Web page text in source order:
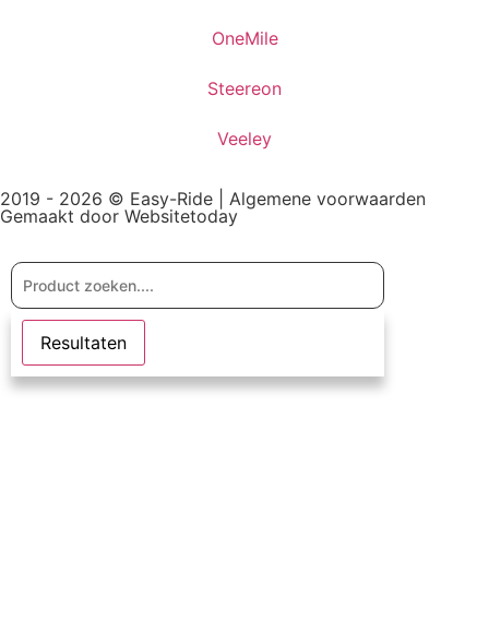
OneMile
Steereon
Veeley
2019 - 2026 © Easy-Ride | Algemene voorwaarden
Gemaakt door Websitetoday
Resultaten